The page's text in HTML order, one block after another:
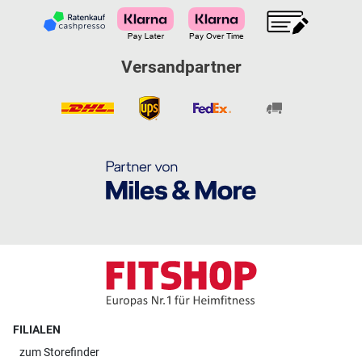
Versandpartner
FILIALEN
zumStorefinder